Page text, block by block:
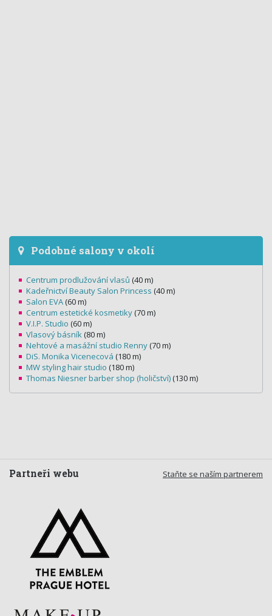
Podobné salony v okolí
Centrum prodlužování vlasů (40 m)
Kadeřnictví Beauty Salon Princess (40 m)
Salon EVA (60 m)
Centrum estetické kosmetiky (70 m)
V.I.P. Studio (60 m)
Vlasový básník (80 m)
Nehtové a masážní studio Renny (70 m)
DiS. Monika Vicenecová (180 m)
MW styling hair studio (180 m)
Thomas Niesner barber shop (holičství) (130 m)
Staňte se naším partnerem
Partneři webu